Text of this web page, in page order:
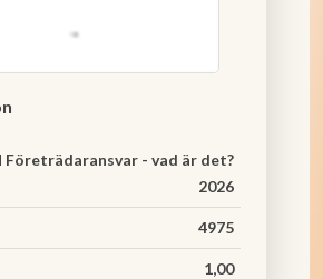
Företrädaransvar - vad är det?
2026
4975
1,00